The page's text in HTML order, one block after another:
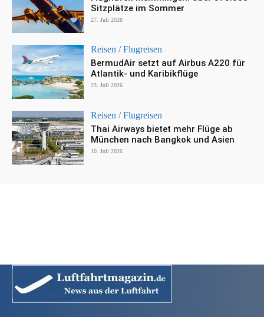
Sitzplätze im Sommer
27. Juli 2026
Reisen / Flugreisen
BermudAir setzt auf Airbus A220 für
Atlantik- und Karibikflüge
23. Juli 2026
Reisen / Flugreisen
Thai Airways bietet mehr Flüge ab
München nach Bangkok und Asien
10. Juli 2026